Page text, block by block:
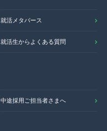
就活メタバース
就活生からよくある質問
中途採用ご担当者さまへ